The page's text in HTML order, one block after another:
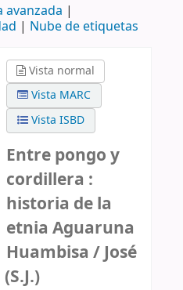
avanzada
Nube de etiquetas
Vista normal
Vista MARC
Vista ISBD
Entre pongo y
cordillera :
historia de la
etnia Aguaruna
Huambisa /José